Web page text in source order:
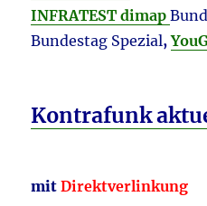
INFRATEST dimap
Bundestag Spezial,
Kontrafunk
mitDirektverlinkung